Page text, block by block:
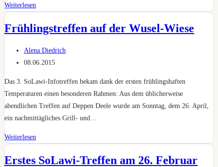
Weiterlesen
Folientunnel
Frühlingstreffen auf der Wusel-Wiese
Beitrags-
Autor:
Alena Diedrich
Beitrag
08.06.2015
Das 3. SoLawi-Infotreffen bekam dank der ersten frühlingshaften
Temperaturen einen besonderen Rahmen: Aus dem üblicherweise
abendlichen Treffen auf Deppen Deele wurde am Sonntag, dem 26. April,
ein nachmittägliches Grill- und…
Weiterlesen
der
Erstes SoLawi-Treffen am 26. Februar